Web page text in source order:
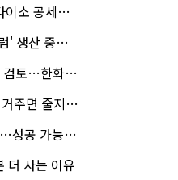
성비'로 맞불
중단한다
·OCI 영향은?
안 살면 2.5배
능성은 '글쎄'
더 사는 이유